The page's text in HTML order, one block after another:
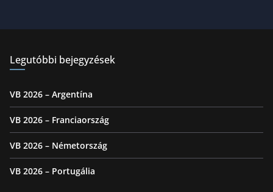
Legutóbbi bejegyzések
VB 2026 – Argentína
VB 2026 – Franciaország
VB 2026 – Németország
VB 2026 – Portugália